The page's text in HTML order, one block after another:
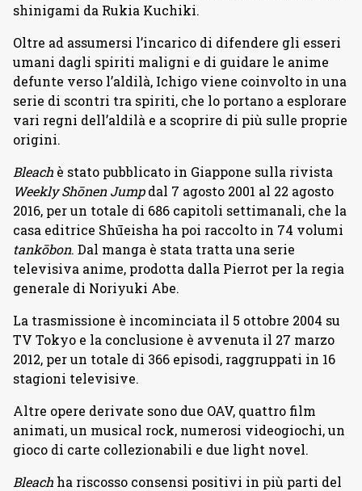
shinigami da Rukia Kuchiki.
Oltre ad assumersi l’incarico di difendere gli esseri
umani dagli spiriti maligni e di guidare le anime
defunte verso l’aldilà, Ichigo viene coinvolto in una
serie di scontri tra spiriti, che lo portano a esplorare
vari regni dell’aldilà e a scoprire di più sulle proprie
origini.
Bleach è stato pubblicato in Giappone sulla rivista
Weekly Shōnen Jumpdal 7 agosto 2001 al 22 agosto
2016, per un totale di 686 capitoli settimanali, che la
casa editrice Shūeisha ha poi raccolto in 74 volumi
tankōbon. Dal manga è stata tratta una serie
televisiva anime, prodotta dalla Pierrot per la regia
generale di Noriyuki Abe.
La trasmissione è incominciata il 5 ottobre 2004 su
TV Tokyo e la conclusione è avvenuta il 27 marzo
2012, per un totale di 366 episodi, raggruppati in 16
stagioni televisive.
Altre opere derivate sono due OAV, quattro film
animati, un musical rock, numerosi videogiochi, un
gioco di carte collezionabili e due light novel.
Bleach ha riscosso consensi positivi in più parti del